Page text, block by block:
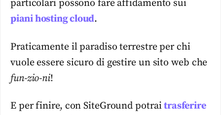
particolari possono fare affidamento sui
pianihosting cloud.
Praticamente il paradiso terrestre per chi
vuole essere sicuro di gestire un sito web che
fun-zio-ni!
E per finire, con SiteGround potraitrasferire